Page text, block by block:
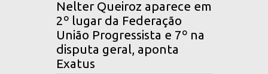
Nelter Queiroz aparece em
2º lugar da Federação
União Progressista e 7º na
disputa geral, aponta
Exatus